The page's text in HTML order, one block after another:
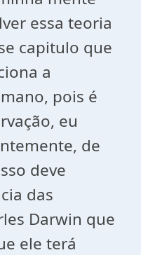
essa teoria
capitulo que
a
pois é
eu
de
deve
das
Darwin que
ele terá